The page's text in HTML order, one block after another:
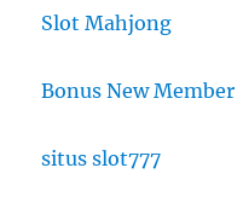
Slot Mahjong
Bonus New Member
situs slot777